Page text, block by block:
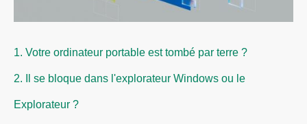
1. Votre ordinateur portable est tombé par terre ?
2. Il se bloque dans l'explorateur Windows ou le
Explorateur ?